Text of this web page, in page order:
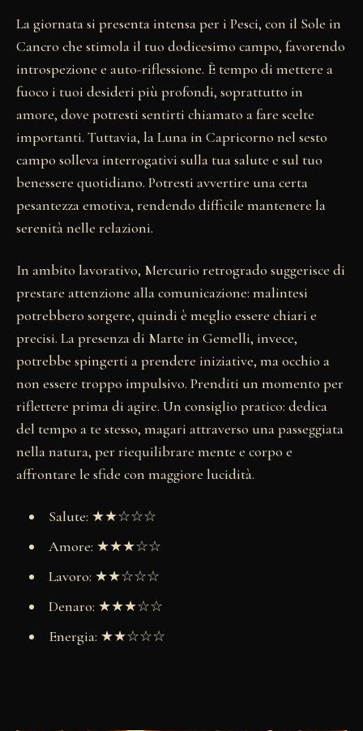
La giornata si presenta intensa per i Pesci, con il Sole in
Cancro che stimola il tuo dodicesimo campo, favorendo
introspezione e auto-riflessione. È tempo di mettere a
fuoco i tuoi desideri più profondi, soprattutto in
amore, dove potresti sentirti chiamato a fare scelte
importanti. Tuttavia, la Luna in Capricorno nel sesto
campo solleva interrogativi sulla tua salute e sul tuo
benessere quotidiano. Potresti avvertire una certa
pesantezza emotiva, rendendo difficile mantenere la
serenità nelle relazioni.
In ambito lavorativo, Mercurio retrogrado suggerisce di
prestare attenzione alla comunicazione: malintesi
potrebbero sorgere, quindi è meglio essere chiari e
precisi. La presenza di Marte in Gemelli, invece,
potrebbe spingerti a prendere iniziative, ma occhio a
non essere troppo impulsivo. Prenditi un momento per
riflettere prima di agire. Un consiglio pratico: dedica
del tempo a te stesso, magari attraverso una passeggiata
nella natura, per riequilibrare mente e corpo e
affrontare le sfide con maggiore lucidità.
Salute: ★★☆☆☆
Amore: ★★★☆☆
Lavoro: ★★☆☆☆
Denaro: ★★★☆☆
Energia: ★★☆☆☆